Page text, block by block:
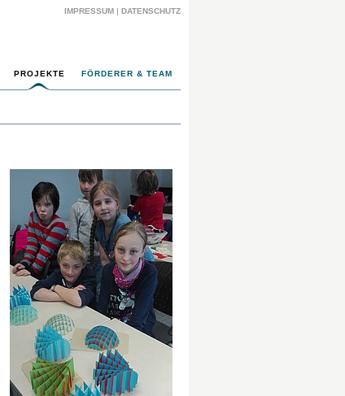
IMPRESSUM | DATENSCHUTZ
PROJEKTE FÖRDERER & TEAM